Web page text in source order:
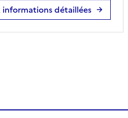
détaillées